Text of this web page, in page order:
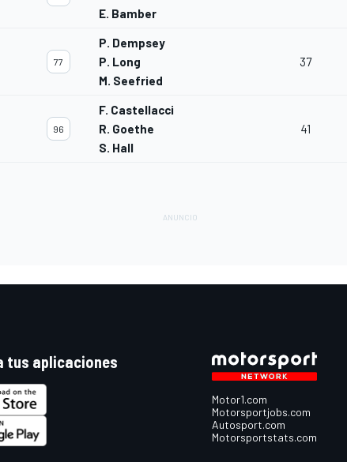
E. Bamber
77
P. Dempsey
P. Long
M. Seefried
37
96
F. Castellacci
R. Goethe
S. Hall
41
tus aplicaciones
Motor1.com
Motorsportjobs.com
Autosport.com
Motorsportstats.com